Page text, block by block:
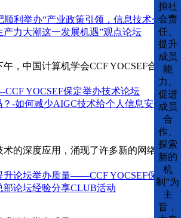
顺利举办“产业政策引领，信息技术企
产力大潮这一发展机遇”观点论坛
午，中国计算机学会CCF YOCSEF合肥
CCF YOCSEF保定举办技术论坛
？-如何减少AIGC技术给个人信息安全
术的深度应用，涌现了许多新的网络安
升论坛举办质量——CCF YOCSEF保定
部论坛经验分享CLUB活动
担社
会责
任、
提升
成员
能
力、
促进
成员
合
作、
探索
新的
机
制”为
主
旨，